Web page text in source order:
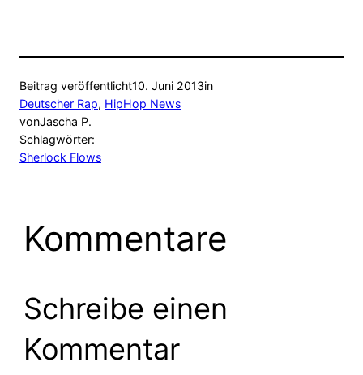
Beitrag veröffentlicht10. Juni 2013in
Deutscher Rap, HipHop News
vonJascha P.
Schlagwörter:
Sherlock Flows
Kommentare
Schreibe einen
Kommentar